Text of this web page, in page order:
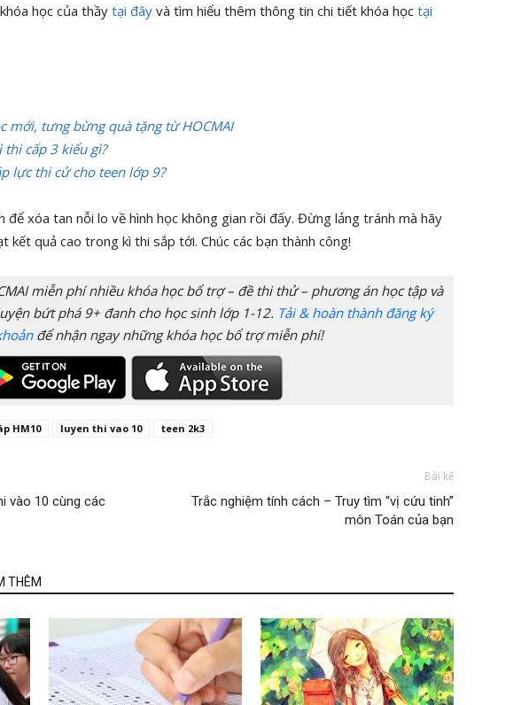
học của thầy tại đây và tìm hiểu thêm thông tin chi tiết khóa học tại
mới, tưng bừng quà tặng từ HOCMAI
thi cấp 3 kiểu gì?
lực thi cử cho teen lớp 9?
để xóa tan nỗi lo về hình học không gian rồi đấy. Đừng lảng tránh mà hãy
kết quả cao trong kì thi sắp tới. Chúc các bạn thành công!
miễn phí nhiều khóa học bổ trợ – đề thi thử – phương án học tập và
bứt phá 9+ đanh cho học sinh lớp 1-12. Tải & hoàn thành đăng ký
để nhận ngay những khóa học bổ trợ miễn phí!
HM10 luyen thi vao 10 teen 2k3
vào 10 cùng các
Bài kế
Trắc nghiệm tính cách – Truy tìm “vị cứu tinh”
môn Toán của bạn
THÊM